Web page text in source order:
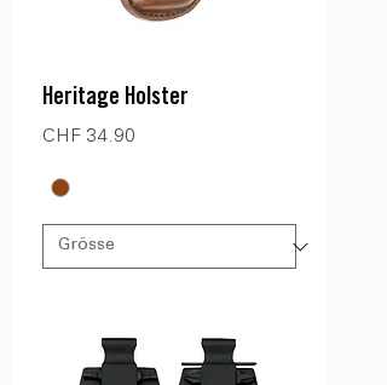
Heritage Holster
Preis
CHF 34.90